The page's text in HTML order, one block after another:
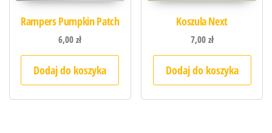
Rampers Pumpkin Patch
6,00zł
Dodaj do koszyka
Koszula Next
7,00zł
Dodaj do koszyka